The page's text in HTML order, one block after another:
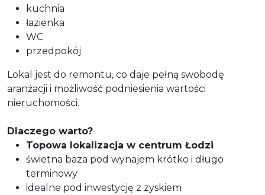
kuchnia
łazienka
WC
przedpokój
Lokal jest do remontu, co daje pełną swobodę
aranżacji i możliwość podniesienia wartości
nieruchomości.
Dlaczego warto?
Topowa lokalizacja w centrum Łodzi
świetna baza pod wynajem krótko i długo
terminowy
idealne pod inwestycję z zyskiem